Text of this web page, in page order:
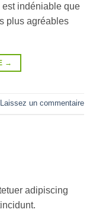
est indéniable que
plus agréables
→
Laissez un commentaire
adipiscing